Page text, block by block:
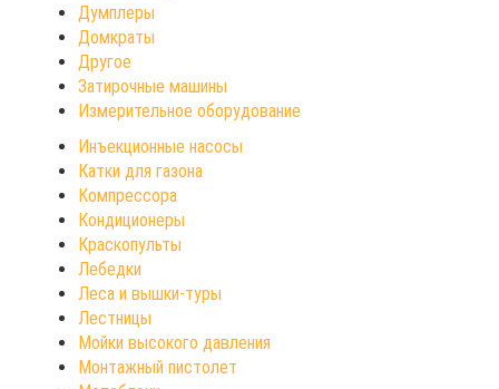
Думплеры
Домкраты
Другое
Затирочные машины
Измерительное оборудование
Инъекционные насосы
Катки для газона
Компрессора
Кондиционеры
Краскопульты
Лебедки
Леса и вышки-туры
Лестницы
Мойки высокого давления
Монтажный пистолет